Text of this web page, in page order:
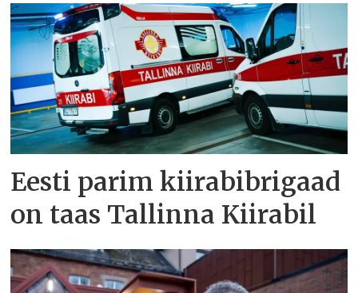
Eesti parim kiirabibrigaad
on taas Tallinna Kiirabil